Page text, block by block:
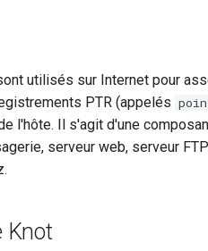
utilisés sur Internet pour
PTR (appelés
l'hôte. Il s'agit d'une
serveur web, serveur
Knot